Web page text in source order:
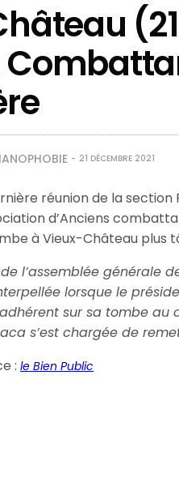
21 DÉCEMBRE 2021
réunion de la section
d’Anciens
à Vieux-Château plus
l’assemblée générale
lorsque le
sur sa tombe au
s’est chargée de
:le Bien Public